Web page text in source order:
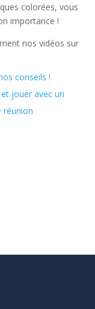
colorées, vous
importance !
nos vidéos sur
conseils !
jouer avec un
réunion